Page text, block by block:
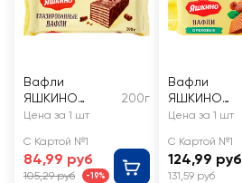
Вафли
ЯШКИНО
глазированные
200г
Цена за 1 шт
С Картой №1
84,99 руб
105,29 руб -19%
Вафли
ЯШКИНО
Ореховые
Цена за 1 шт
С Картой №1
124,99 руб
131,59 руб